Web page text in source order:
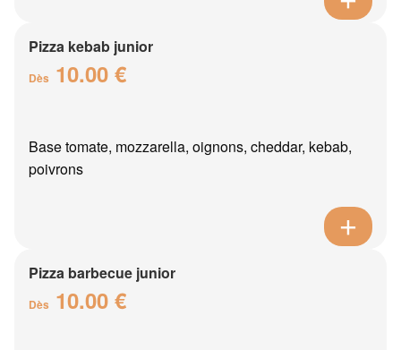
Pizza kebab junior
Dès 10.00 €
Base tomate, mozzarella, oignons, cheddar, kebab,
poivrons
Pizza barbecue junior
Dès 10.00 €